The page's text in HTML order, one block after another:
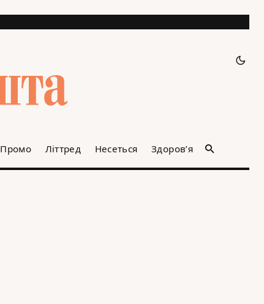
Промо Літтред Несеться Здоров’я